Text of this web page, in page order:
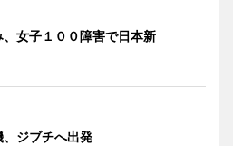
女子１００障害で日本新
、ジブチへ出発